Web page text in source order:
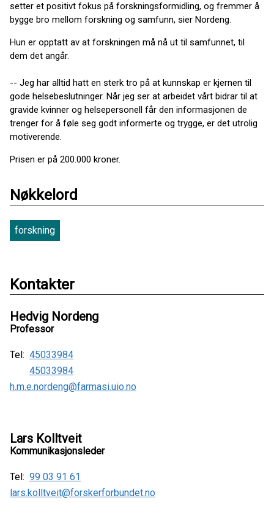
setter et positivt fokus på forskningsformidling, og fremmer å
bygge bro mellom forskning og samfunn, sier Nordeng.
Hun er opptatt av at forskningen må nå ut til samfunnet, til
dem det angår.
-- Jeg har alltid hatt en sterk tro på at kunnskap er kjernen til
gode helsebeslutninger. Når jeg ser at arbeidet vårt bidrar til at
gravide kvinner og helsepersonell får den informasjonen de
trenger for å føle seg godt informerte og trygge, er det utrolig
motiverende.
Prisen er på 200.000 kroner.
Nøkkelord
forskning
Kontakter
Hedvig Nordeng
Professor
Tel: 45033984
45033984
h.m.e.nordeng@farmasi.uio.no
Lars Kolltveit
Kommunikasjonsleder
Tel: 99 03 91 61
lars.kolltveit@forskerforbundet.no